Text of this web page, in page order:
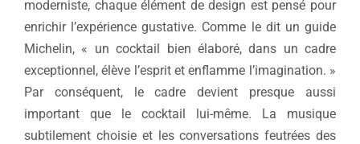
moderniste, chaque élément de design est pensé pour
enrichir l’expérience gustative. Comme le dit un guide
Michelin, « un cocktail bien élaboré, dans un cadre
exceptionnel, élève l’esprit et enflamme l’imagination. »
Par conséquent, le cadre devient presque aussi
important que le cocktail lui-même. La musique
subtilement choisie et les conversations feutrées des